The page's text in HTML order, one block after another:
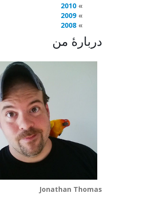
2010
2009
2008
دربارهٔ من
Jonathan Thomas